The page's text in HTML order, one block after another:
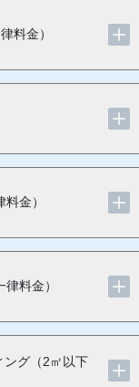
料金）
金）
料金）
ング（2㎡以下